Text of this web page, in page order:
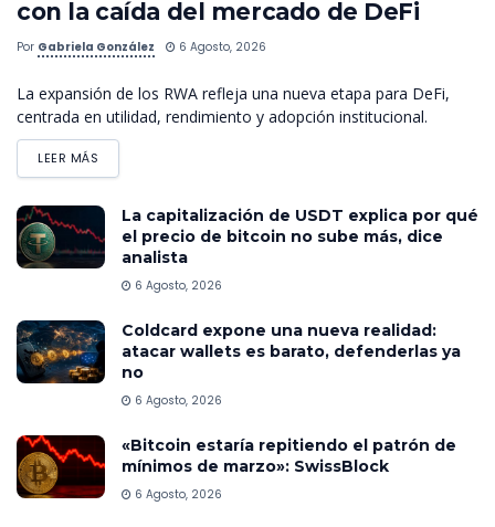
con la caída del mercado de DeFi
Por Gabriela González 6 Agosto, 2026
La expansión de los RWA refleja una nueva etapa para DeFi,
centrada en utilidad, rendimiento y adopción institucional.
LEER MÁS
La capitalización de USDT explica por qué
el precio de bitcoin no sube más, dice
analista
6 Agosto, 2026
Coldcard expone una nueva realidad:
atacar wallets es barato, defenderlas ya
no
6 Agosto, 2026
«Bitcoin estaría repitiendo el patrón de
mínimos de marzo»: SwissBlock
6 Agosto, 2026